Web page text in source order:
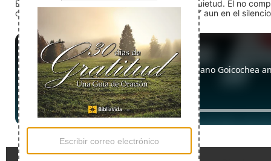
En medio del ruido, Dios nos encuentra en la quietud. Él no
detente (quédate quieto) Dios está presente. Y aun en el